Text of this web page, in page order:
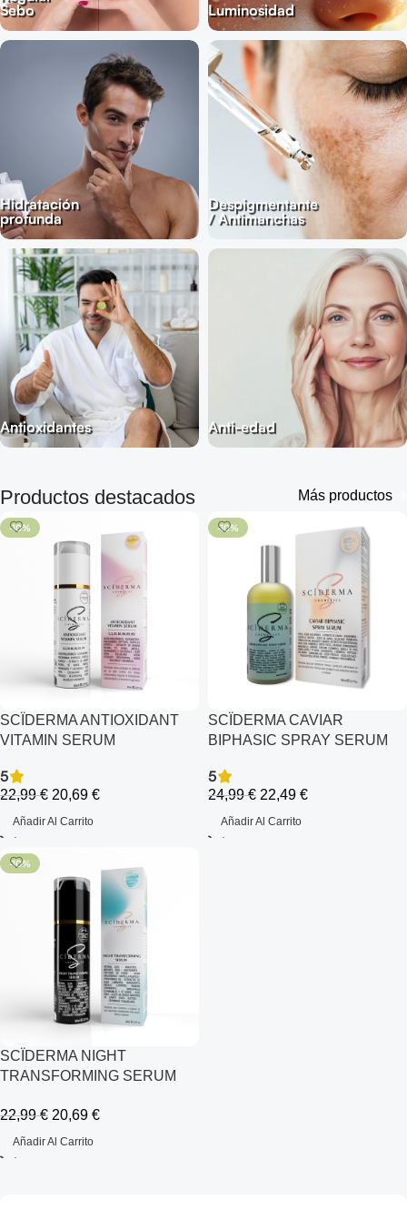
Sebo
Luminosidad
Hidratación
profunda
Despigmentante
/ Antimanchas
Antioxidantes Anti-edad
Productos destacados Más productos
-10%
SCÏDERMA ANTIOXIDANT
VITAMIN SERUM
5
22,99€ 20,69 €
Añadir Al Carrito
-10%
SCÏDERMA CAVIAR
BIPHASIC SPRAY SERUM
5
24,99€ 22,49 €
Añadir Al Carrito
-10%
SCÏDERMA NIGHT
TRANSFORMING SERUM
22,99€ 20,69 €
Añadir Al Carrito